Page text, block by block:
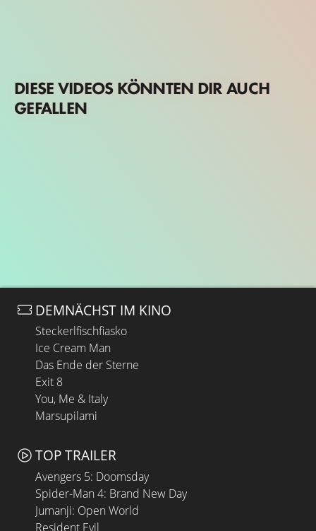
DIESE VIDEOS KÖNNTEN DIR AUCH
GEFALLEN
DEMNÄCHST IM KINO
Steckerlfischfiasko
Ice Cream Man
Das Ende der Sterne
Exit 8
You, Me & Italy
Marsupilami
TOP TRAILER
Avengers 5: Doomsday
Spider-Man 4: Brand New Day
Jumanji: Open World
Resident Evil